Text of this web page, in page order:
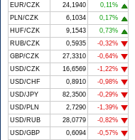
EUR/CZK
24,1940
0,11%
PLN/CZK
6,1034
0,17%
HUF/CZK
9,1543
0,73%
RUB/CZK
0,5935
-0,32%
GBP/CZK
27,3310
-0,64%
USD/CZK
16,6569
-1,22%
USD/CHF
0,8910
-0,98%
USD/JPY
82,3500
-0,29%
USD/PLN
2,7290
-1,39%
USD/RUB
28,0779
-0,82%
USD/GBP
0,6094
-0,57%